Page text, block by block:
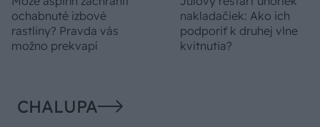
ochabnuté izbové
rastliny? Pravda vás
možno prekvapí
nakladačiek: Ako ich
podporiť k druhej vlne
kvitnutia?
CHALUPA